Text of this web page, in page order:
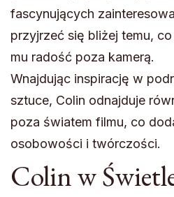
fascynujących
przyjrzeć się bliżej temu,
mu radość poza kamerą.
Wnajdując inspirację w
sztuce, Colin odnajduje
poza światem filmu, co
osobowości i twórczości.
Colin w